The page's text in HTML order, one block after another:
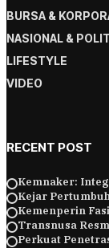
BURSA &
NASIONAL &
LIFESTYLE
VIDEO
RECENT POST
Kemnaker:
Kejar
Kemenperin
Transnusa
Perkuat